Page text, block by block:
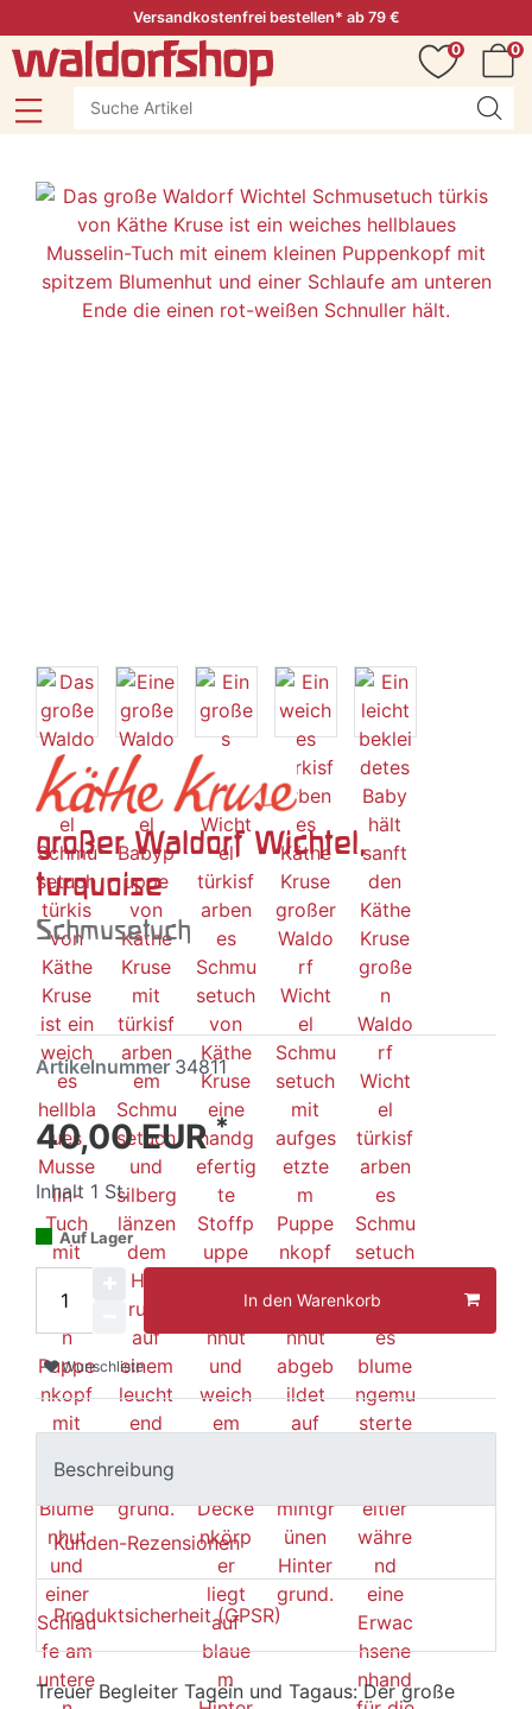
Versandkostenfrei bestellen* ab 79 €
0
0
großer Waldorf Wichtel,
turquoise
Schmusetuch
Artikelnummer34811
40,00 EUR*
Inhalt 1 St.
Auf Lager
In den Warenkorb
Wunschliste
Beschreibung
Kunden-Rezensionen
Produktsicherheit (GPSR)
Treuer Begleiter Tagein und Tagaus: Der große